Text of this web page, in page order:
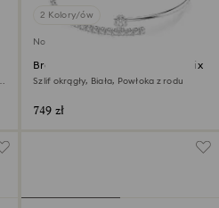
2 Kolory/ów
Nowość
Bransoletka typu bangle Matrix
Szlif okrągły, Biała, Powłoka z rodu
749 zł